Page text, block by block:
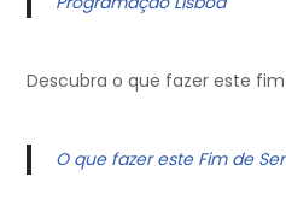
Descubra o que fazer este
O que fazer este Fim de